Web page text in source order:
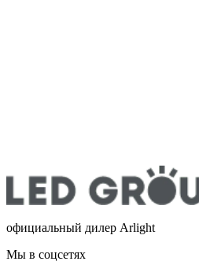
официальный дилер Arlight
Мы в соцсетях